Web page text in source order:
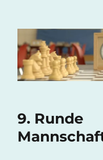
Potsdamer
e.V.
9. Runde